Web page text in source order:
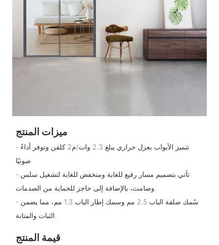
ميزات المنتج
- تتميز الأبواب بعزل حراري يبلغ 2.3 وات/م2 كلفن وتوفر أداءً
صوتيًا
- تأتي بتصميم مسار رفيع للغاية ومنخفض للغاية لتشغيل سلس
وصامت، بالإضافة إلى حاجز للحماية من الصدمات.
- سُمك ضلفة الباب 2.5 مم وسمك إطار الباب 1.3 مم، مما يضمن
الثبات والمتانة.
قيمة المنتج